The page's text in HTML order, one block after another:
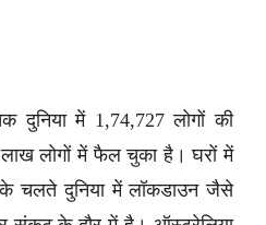
दुनिया में 1,74,727 लोगों की
लोगों में फैल चुका है। घरों में
चलते दुनिया में लॉकडाउन जैसे